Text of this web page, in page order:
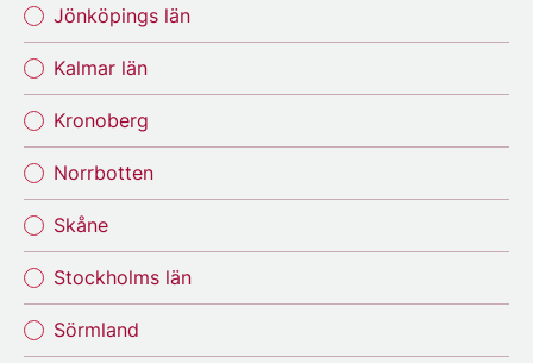
Jönköpings län
Kalmar län
Kronoberg
Norrbotten
Skåne
Stockholms län
Sörmland